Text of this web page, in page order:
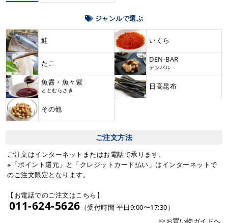
ジャンルで選ぶ
鮭 いくら
たこ DEN-BAR
デンバル
魚醤・魚々紫
ととむらさき 日高昆布
その他
ご注文方法
ご注文はインターネットまたはお電話で承ります。
※「ポイント還元」と「クレジットカード払い」はインターネットで
のご注文限定となります。
【お電話でのご注文はこちら】
011-624-5626 （受付時間 平日9:00〜17:30）
>>お買い物ガイドへ